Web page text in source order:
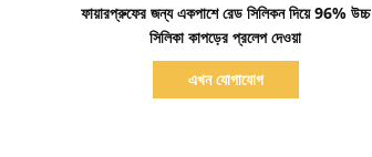
ফায়ারপ্রুফের জন্য একপাশে রেড সিলিকন দিয়ে 96% উচ্চ
সিলিকা কাপড়ের প্রলেপ দেওয়া
এখন যোগাযোগ